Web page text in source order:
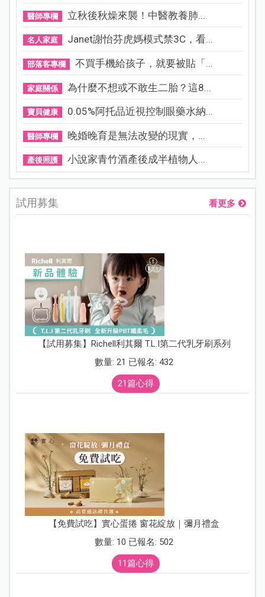
醫師專欄 立秋後秋燥來襲！中醫教養肺...
名人家庭 Janet謝怡芬虎媽模式禁3C，看...
部落客專欄 不買手機給孩子，就要被貼「...
家庭關係 為什麼不想或不敢生二胎？這8...
寶貝健康 0.05%阿托品近視控制眼藥水納...
醫師專欄 晚婚晚育是無法改變的現實，...
產後照護 小說家青竹酒產後成半植物人...
試用募集 看更多
【試用募集】Richell利其爾 T.L.I第二代乳牙刷系列
數量: 21 已報名: 432
21篇心得
【免費試吃】實心蛋捲 窗花綻放｜彌月禮盒
數量: 10 已報名: 502
11篇心得